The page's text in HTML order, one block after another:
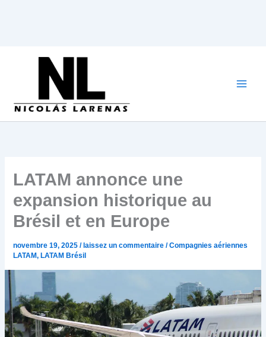
LATAM annonce une
expansion historique au
Brésil et en Europe
novembre 19, 2025/ laissez un commentaire /Compagnies aériennes
LATAM, LATAM Brésil